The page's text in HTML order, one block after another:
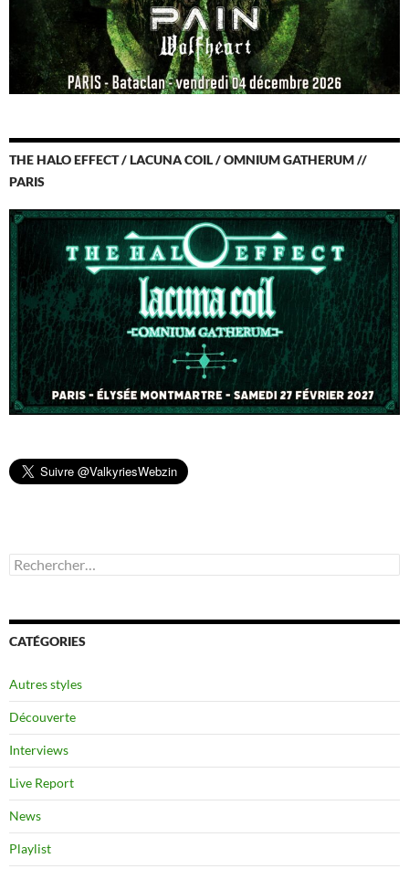
THE HALO EFFECT / LACUNA COIL / OMNIUM GATHERUM //
PARIS
Rechercher :
CATÉGORIES
Autres styles
Découverte
Interviews
Live Report
News
Playlist